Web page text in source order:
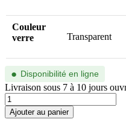
Couleur
verre
Transparent
● Disponibilité en ligne
Livraison sous 7 à 10 jours
quantité
de
BB0449O-
Ajouter au panier